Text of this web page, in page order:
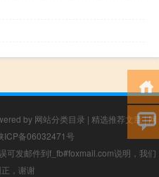
by 网站分类目录 | 精选推荐文章|网
ICP备06032471号
可发邮件到f_fb#foxmail.com说明，我们
，谢谢